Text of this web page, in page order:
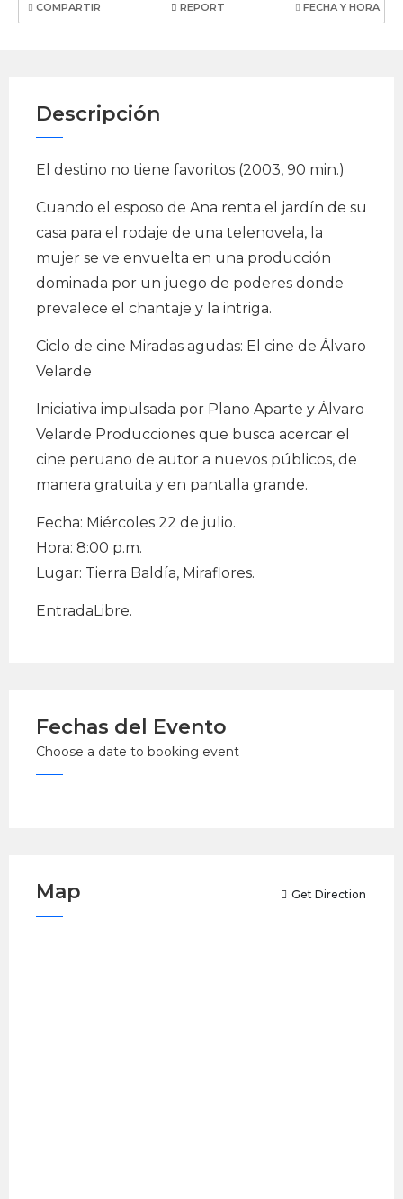
COMPARTIR REPORT FECHA Y HORA
Descripción
El destino no tiene favoritos (2003, 90 min.)
Cuando el esposo de Ana renta el jardín de su
casa para el rodaje de una telenovela, la
mujer se ve envuelta en una producción
dominada por un juego de poderes donde
prevalece el chantaje y la intriga.
Ciclo de cine Miradas agudas: El cine de Álvaro
Velarde
Iniciativa impulsada por Plano Aparte y Álvaro
Velarde Producciones que busca acercar el
cine peruano de autor a nuevos públicos, de
manera gratuita y en pantalla grande.
Fecha: Miércoles 22 de julio.
Hora: 8:00 p.m.
Lugar: Tierra Baldía, Miraflores.
EntradaLibre.
Fechas del Evento
Choose a date to booking event
Map Get Direction